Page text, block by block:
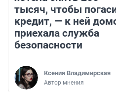
тысяч, чтобы
кредит, — к ней
приехала служба
безопасности
Ксения Владимирская
Автор мнения